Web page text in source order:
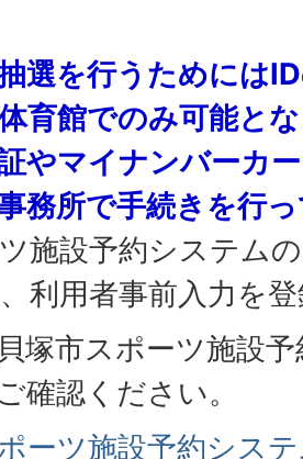
選を行うためには
育館でのみ可能と
証やマイナンバーカ
務所で手続きを行
施設予約システム
利用者事前入力を
塚市スポーツ施設
確認ください。
ーツ施設予約シス